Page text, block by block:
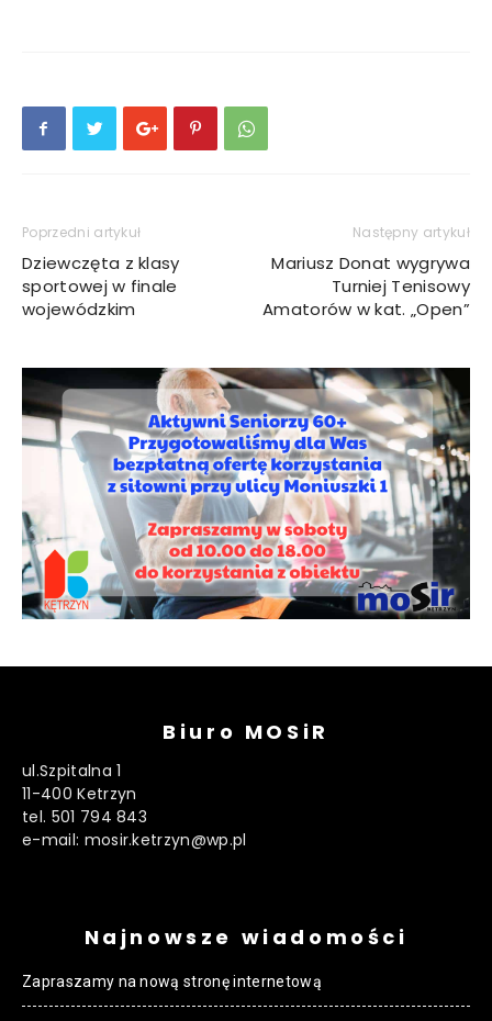
Poprzedni artykuł
Dziewczęta z klasy
sportowej w finale
wojewódzkim
Następny artykuł
Mariusz Donat wygrywa
Turniej Tenisowy
Amatorów w kat. „Open”
Biuro MOSiR
ul.Szpitalna 1
11-400 Ketrzyn
tel. 501 794 843
e-mail: mosir.ketrzyn@wp.pl
Najnowsze wiadomości
Zapraszamy na nową stronę internetową